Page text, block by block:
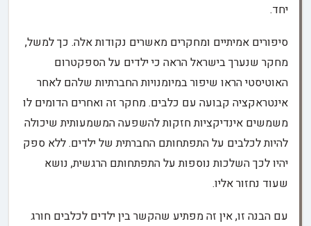
יחד.
סיפורים אמיתיים ומחקרים מאשרים נקודות אלה. כך למשל,
מחקר שנערך בישראל הראה כי ילדים על הספקטרום
האוטיסטי הראו שיפור במיומנויות החברתיות שלהם לאחר
אינטראקציה קבועה עם כלבים. מחקר זה ואחרים הדומים לו
משמשים אינדיקציות חזקות להשפעה המשמעותית שיכולה
להיות לכלבים על התפתחותם החברתית של ילדים. ללא ספק
יהיו לכך השלכות נוספות על התפתחותם הרגשית, נושא
שעוד נחזור אליו.
עם הבנה זו, אין זה מפתיע שהקשר בין ילדים לכלבים חורג